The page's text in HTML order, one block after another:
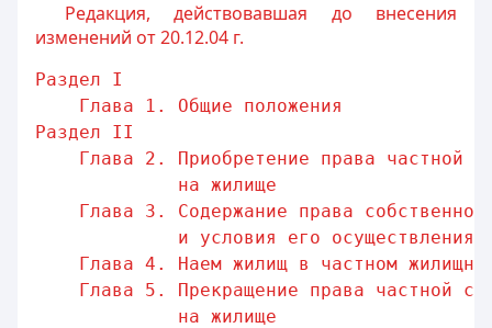
Редакция, действовавшая до внесения
изменений от 20.12.04 г.
Раздел I
Глава 1. Общие положения
Раздел II
Глава 2. Приобретение права частной
на жилище
Глава 3. Содержание права
и условия его осуществления
Глава 4. Наем жилищ в частном
Глава 5. Прекращение права частной
на жилище